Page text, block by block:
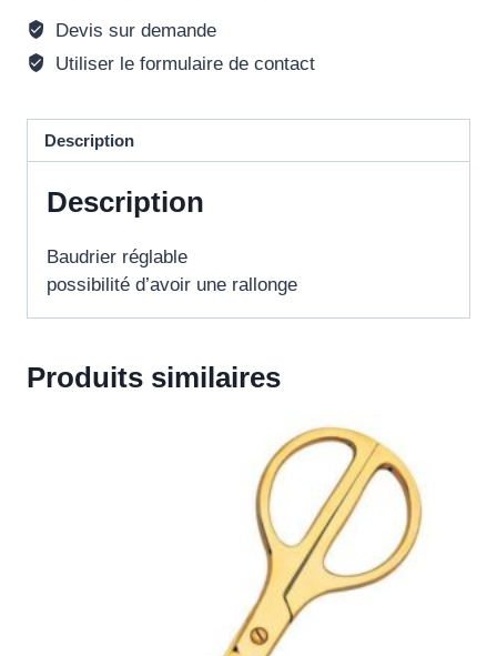
Devis sur demande
Utiliser le formulaire de contact
Description
Description
Baudrier réglable
possibilité d’avoir une rallonge
Produits similaires